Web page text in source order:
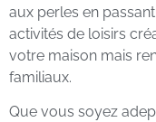
aux perles en
activités de loisirs
votre maison mais
familiaux.
Que vous soyez